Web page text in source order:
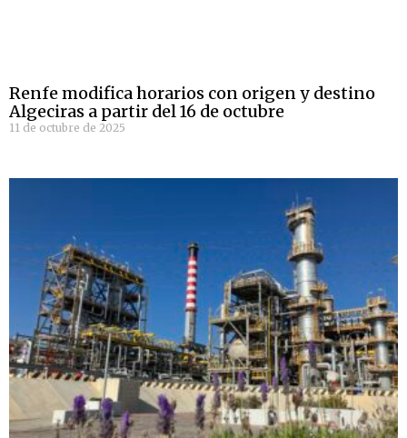
Renfe modifica horarios con origen y destino
Algeciras a partir del 16 de octubre
11 de octubre de 2025